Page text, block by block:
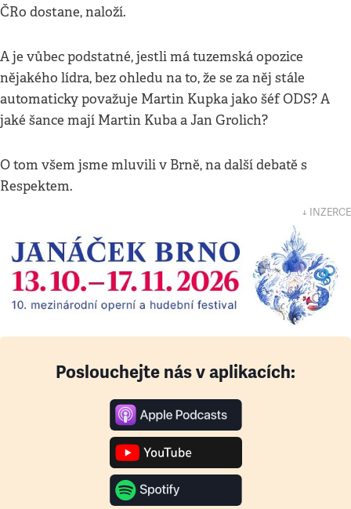
ČRo dostane, naloží.
A je vůbec podstatné, jestli má tuzemská opozice
nějakého lídra, bez ohledu na to, že se za něj stále
automaticky považuje Martin Kupka jako šéf ODS? A
jaké šance mají Martin Kuba a Jan Grolich?
O tom všem jsme mluvili v Brně, na další debatě s
Respektem.
↓ INZERCE
Poslouchejte nás v aplikacích: